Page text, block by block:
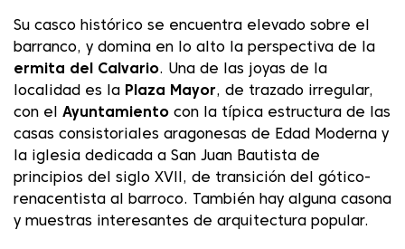
Su casco histórico se encuentra elevado sobre el
barranco, y domina en lo alto la perspectiva de la
ermita del Calvario. Una de las joyas de la
localidad es la
Plaza Mayor, de trazado irregular,
con el Ayuntamiento con la típica estructura de las
casas consistoriales aragonesas de Edad Moderna y
la iglesia dedicada a San Juan Bautista de
principios del siglo XVII, de transición del gótico-
renacentista al barroco. También hay alguna casona
y muestras interesantes de arquitectura popular.